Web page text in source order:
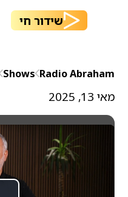
שידור חי
Radio Abraham
Shows
מאי 13, 2025